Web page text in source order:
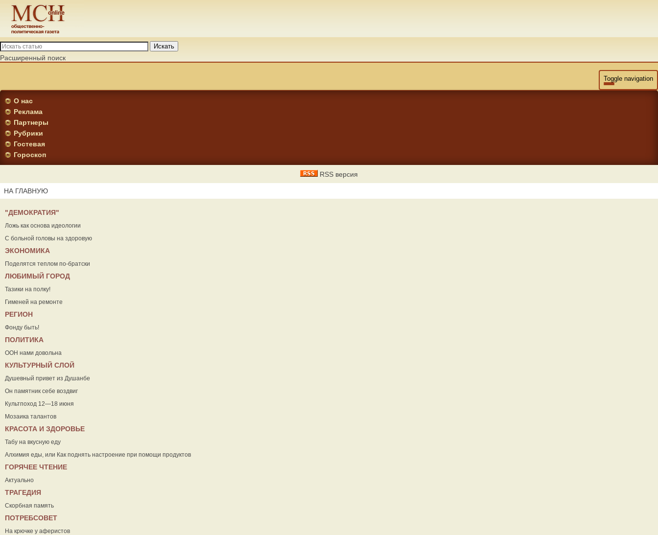
Искать
Расширенный поиск
Toggle navigation
О нас
Реклама
Партнеры
Рубрики
Гостевая
Гороскоп
RSS версия
НА ГЛАВНУЮ
"ДЕМОКРАТИЯ"
Ложь как основа идеологии
С больной головы на здоровую
ЭКОНОМИКА
Поделятся теплом по-братски
ЛЮБИМЫЙ ГОРОД
Тазики на полку!
Гименей на ремонте
РЕГИОН
Фонду быть!
ПОЛИТИКА
ООН нами довольна
КУЛЬТУРНЫЙ СЛОЙ
Душевный привет из Душанбе
Он памятник себе воздвиг
Культпоход 12—18 июня
Мозаика талантов
КРАСОТА И ЗДОРОВЬЕ
Табу на вкусную еду
Алхимия еды, или Как поднять настроение при помощи продуктов
ГОРЯЧЕЕ ЧТЕНИЕ
Актуально
ТРАГЕДИЯ
Скорбная память
ПОТРЕБСОВЕТ
На крючке у аферистов